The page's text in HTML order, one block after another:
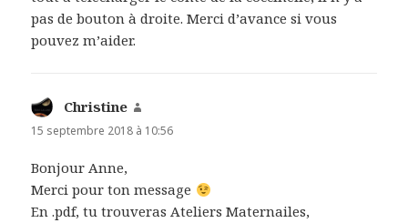
pas de bouton à droite. Merci d’avance si vous
pouvez m’aider.
Christine
15 septembre 2018 à 10:56
Bonjour Anne,
Merci pour ton message
En .pdf, tu trouveras Ateliers Maternailes,